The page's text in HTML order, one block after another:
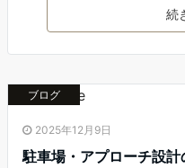
続
ブログ
2025年12月9日
駐車場・アプローチ設